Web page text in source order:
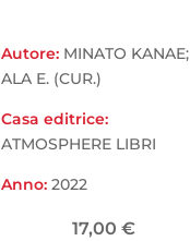
Autore: MINATO KANAE;
ALA E. (CUR.)
Casa editrice:
ATMOSPHERE LIBRI
Anno:2022
17,00 €